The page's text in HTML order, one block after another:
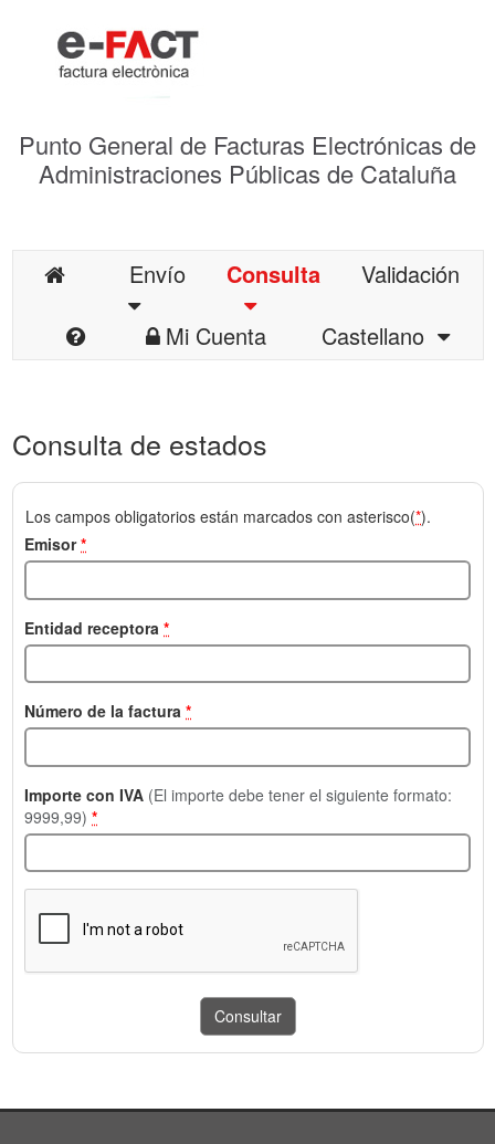
Punto General de Facturas Electrónicas de
Administraciones Públicas de Cataluña
Envío Consulta
Validación
Mi Cuenta
Castellano
Consulta de estados
Los campos obligatorios están marcados con asterisco(*).
Emisor*
Entidad receptora *
Número de la factura *
Importe con IVA (El importe debe tener el siguiente formato:
9999,99) *